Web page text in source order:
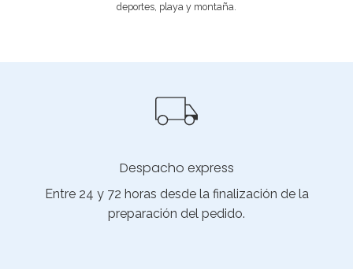
deportes, playa y montaña.
Despacho express
Entre 24 y 72 horas desde la finalización de la
preparación del pedido.